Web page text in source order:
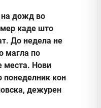
на дожд во
каде што
До недела не
магла по
места. Нови
кон
дежурен